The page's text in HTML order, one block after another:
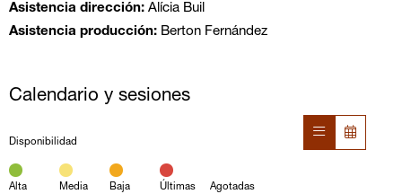
Asistencia dirección: Alícia Buil
Asistencia producción: Berton Fernández
Calendario y sesiones
Disponibilidad
Alta Media Baja
Últimas
Agotadas